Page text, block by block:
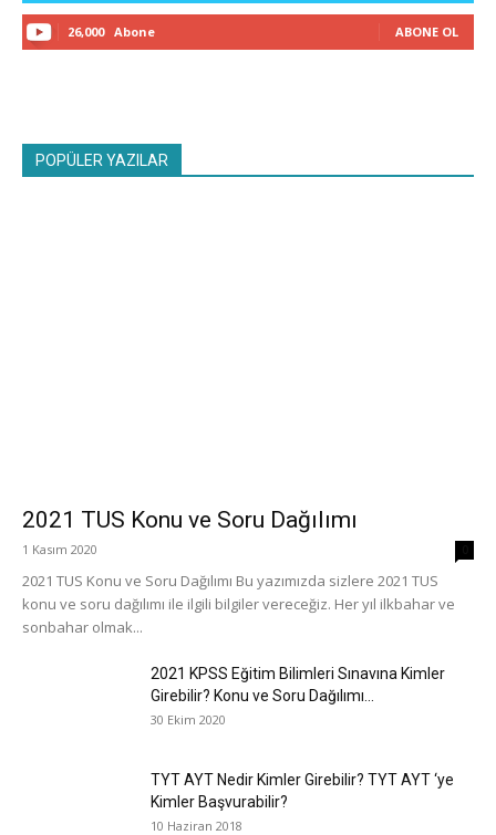
26,000 Abone ABONE OL
POPÜLER YAZILAR
2021 TUS Konu ve Soru Dağılımı
1 Kasım 2020
2021 TUS Konu ve Soru Dağılımı Bu yazımızda sizlere 2021 TUS
konu ve soru dağılımı ile ilgili bilgiler vereceğiz. Her yıl ilkbahar ve
sonbahar olmak...
2021 KPSS Eğitim Bilimleri Sınavına Kimler
Girebilir? Konu ve Soru Dağılımı...
30 Ekim 2020
TYT AYT Nedir Kimler Girebilir? TYT AYT ‘ye
Kimler Başvurabilir?
10 Haziran 2018